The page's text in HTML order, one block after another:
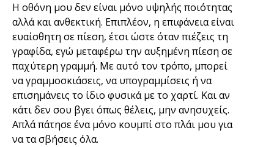
Η οθόνη μου δεν είναι μόνο υψηλής ποιότητας
αλλά και ανθεκτική. Επιπλέον, η επιφάνεια είναι
ευαίσθητη σε πίεση, έτσι ώστε όταν πιέζεις τη
γραφίδα, εγώ μεταφέρω την αυξημένη πίεση σε
παχύτερη γραμμή. Με αυτό τον τρόπο, μπορεί
να γραμμοσκιάσεις, να υπογραμμίσεις ή να
επισημάνεις το ίδιο φυσικά με το χαρτί. Και αν
κάτι δεν σου βγει όπως θέλεις, μην ανησυχείς.
Απλά πάτησε ένα μόνο κουμπί στο πλάι μου για
να τα σβήσεις όλα.